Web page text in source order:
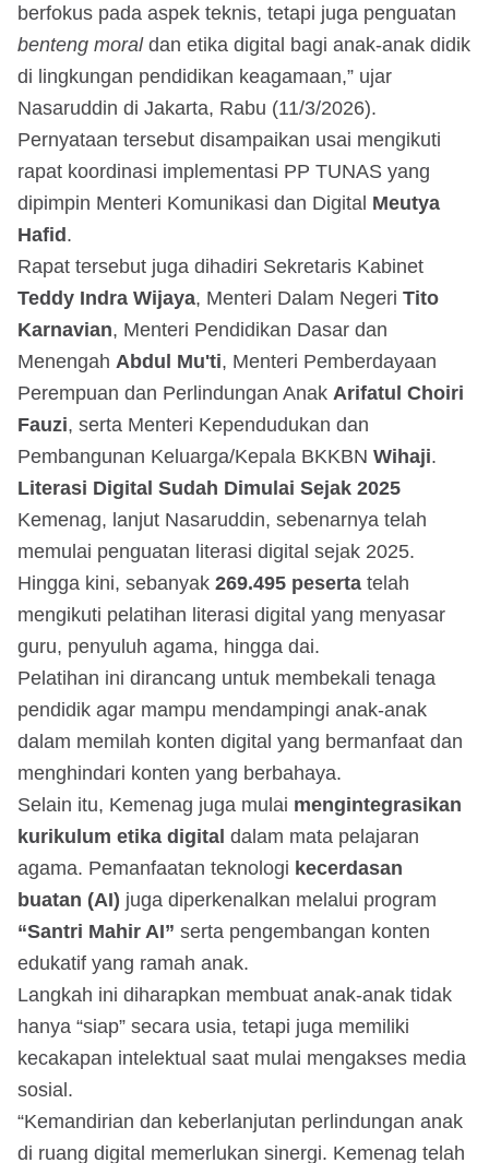
berfokus pada aspek teknis, tetapi juga penguatan
benteng moraldan etika digital bagi anak-anak didik
di lingkungan pendidikan keagamaan,” ujar
Nasaruddin di Jakarta, Rabu (11/3/2026).
Pernyataan tersebut disampaikan usai mengikuti
rapat koordinasi implementasi PP TUNAS yang
dipimpin Menteri Komunikasi dan Digital Meutya
Hafid.
Rapat tersebut juga dihadiri Sekretaris Kabinet
Teddy Indra Wijaya, Menteri Dalam Negeri Tito
Karnavian, Menteri Pendidikan Dasar dan
Menengah Abdul Mu'ti, Menteri Pemberdayaan
Perempuan dan Perlindungan Anak Arifatul Choiri
Fauzi, serta Menteri Kependudukan dan
Pembangunan Keluarga/Kepala BKKBN Wihaji.
Literasi Digital Sudah Dimulai Sejak 2025
Kemenag, lanjut Nasaruddin, sebenarnya telah
memulai penguatan literasi digital sejak 2025.
Hingga kini, sebanyak 269.495 peserta telah
mengikuti pelatihan literasi digital yang menyasar
guru, penyuluh agama, hingga dai.
Pelatihan ini dirancang untuk membekali tenaga
pendidik agar mampu mendampingi anak-anak
dalam memilah konten digital yang bermanfaat dan
menghindari konten yang berbahaya.
Selain itu, Kemenag juga mulai mengintegrasikan
kurikulum etika digital dalam mata pelajaran
agama. Pemanfaatan teknologi kecerdasan
buatan (AI) juga diperkenalkan melalui program
“Santri Mahir AI” serta pengembangan konten
edukatif yang ramah anak.
Langkah ini diharapkan membuat anak-anak tidak
hanya “siap” secara usia, tetapi juga memiliki
kecakapan intelektual saat mulai mengakses media
sosial.
“Kemandirian dan keberlanjutan perlindungan anak
di ruang digital memerlukan sinergi. Kemenag telah